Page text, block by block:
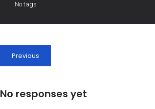
No tags
Previous
No responses yet